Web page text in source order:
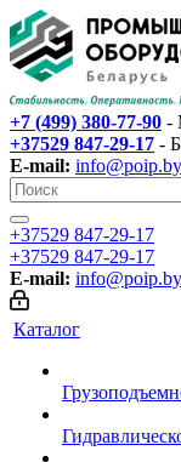
+7 (499) 380-77-90 -
+37529 847-29-17‬ -
E-mail: info@poip.by
+37529 847-29-17‬
+37529 847-29-17‬
E-mail: info@poip.by
Каталог